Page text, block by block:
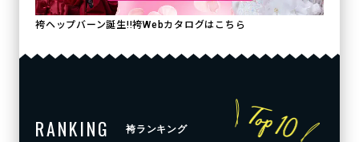
袴ヘップバーン誕生!!袴Webカタログはこちら
RANKING 袴ランキング